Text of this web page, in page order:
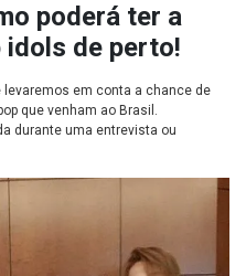
poderá ter a
idols de perto!
levaremos em conta a chance de
que venham ao Brasil.
durante uma entrevista ou